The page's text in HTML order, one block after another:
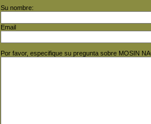
Su nombre:
Email
Por favor, especifique su pregunta sobre MOSIN